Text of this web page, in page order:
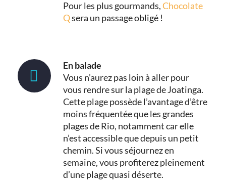
Pour les plus gourmands,Chocolate
Qsera un passage obligé !
En balade
Vous n’aurez pas loin à aller pour
vous rendre sur la plage de Joatinga.
Cette plage possède l’avantage d’être
moins fréquentée que les grandes
plages de Rio, notamment car elle
n’est accessible que depuis un petit
chemin. Si vous séjournez en
semaine, vous profiterez pleinement
d’une plage quasi déserte.